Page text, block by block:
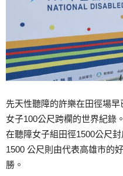
先天性聽障的許樂在田徑場
女子100公尺跨欄的世界紀錄
在聽障女子組田徑1500公尺
1500 公尺則由代表高雄市的
勝。